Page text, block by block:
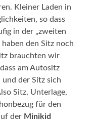
Kleiner Laden in
so dass
in der „zweiten
den Sitz noch
brauchten wir
am Autositz
und der Sitz sich
Sitz, Unterlage,
für den
der Minikid